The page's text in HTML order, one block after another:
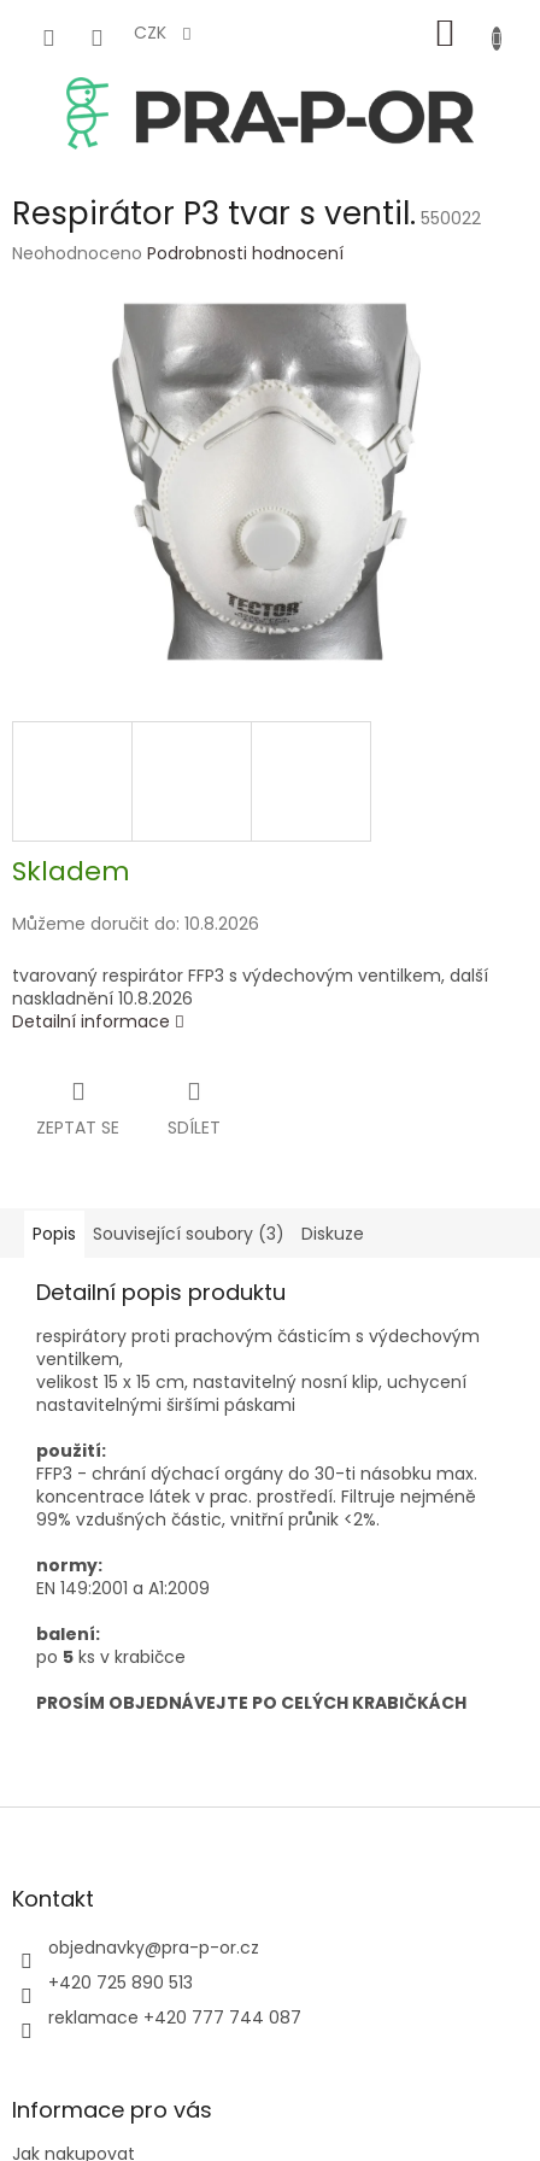
CZK
KOŠÍK
Respirátor P3 tvar s ventil. 550022
Průměrné
Neohodnoceno Podrobnosti hodnocení
Skladem
Můžeme doručit do: 10.8.2026
tvarovaný respirátor FFP3 s výdechovým ventilkem, další
naskladnění 10.8.2026
Detailní informace
ZEPTAT SE SDÍLET
Popis Související soubory (3) Diskuze
Detailní popis produktu
respirátory proti prachovým částicím s výdechovým
ventilkem,
velikost 15 x 15 cm, nastavitelný nosní klip, uchycení
nastavitelnými širšími páskami
použití:
FFP3 - chrání dýchací orgány do 30-ti násobku max.
koncentrace látek v prac. prostředí. Filtruje nejméně
99% vzdušných částic, vnitřní průnik <2%.
normy:
EN 149:2001 a A1:2009
balení:
po 5 ks v krabičce
PROSÍM OBJEDNÁVEJTE PO CELÝCH KRABIČKÁCH
Z
aKontakt
objednavky@pra-p-or.cz
+420 725 890 513
reklamace +420 777 744 087
Informace pro vás
Jak nakupovat